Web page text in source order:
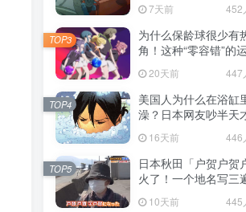
7天前 452
为什么保龄球很少有
角！这种“零容错”的
们的生活！
20天前 447
TOP3
美国人为什么在浴缸
澡？日本网友吵半天
藏在浴室地板里！
16天前 446
TOP4
日本秋田「户贺户贺
火了！一个地名写三
不是玩梗而是150年
10天前 445
TOP5